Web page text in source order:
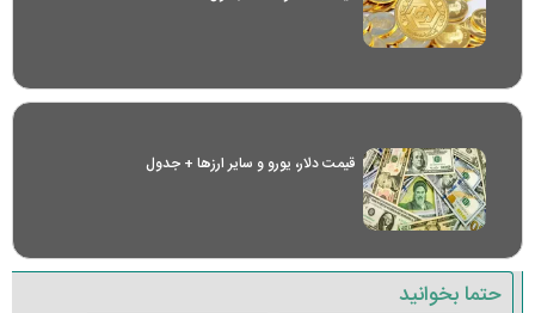
قیمت دلار، یورو و سایر ارز‌ها + جدول
حتما بخوانید